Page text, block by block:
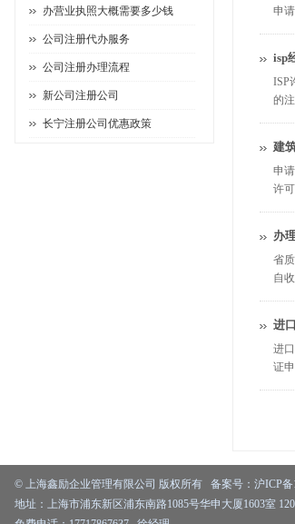
申
isp
ISP
的
建
申
许
办
省
自
进
进
证
办营业执照大概需要多少钱
公司注册代办服务
公司注册办理流程
新公司注册公司
长宁注册公司优惠政策
© 上海鑫励企业管理有限公司 版权所有 备案号： 沪ICP备
地址：上海市浦东新区浦东南路1085号华申大厦1603室